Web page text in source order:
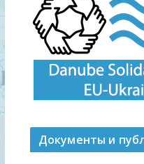
Документы и